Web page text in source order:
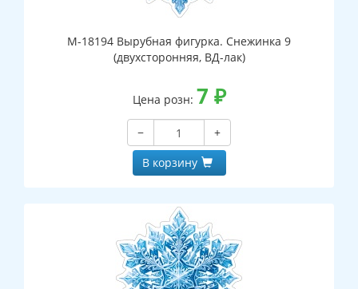
М-18194 Вырубная фигурка. Снежинка 9
(двухсторонняя, ВД-лак)
Цена розн: 7 ₽
−
+
В корзину